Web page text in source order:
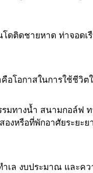
ดติดชายหาด ท่าจอดเ
โอกาสในการใช้ชีวิต
มทางน้ำ สนามกอล์
งหรือที่พักอาศัยระยะย
เล งบประมาณ และ